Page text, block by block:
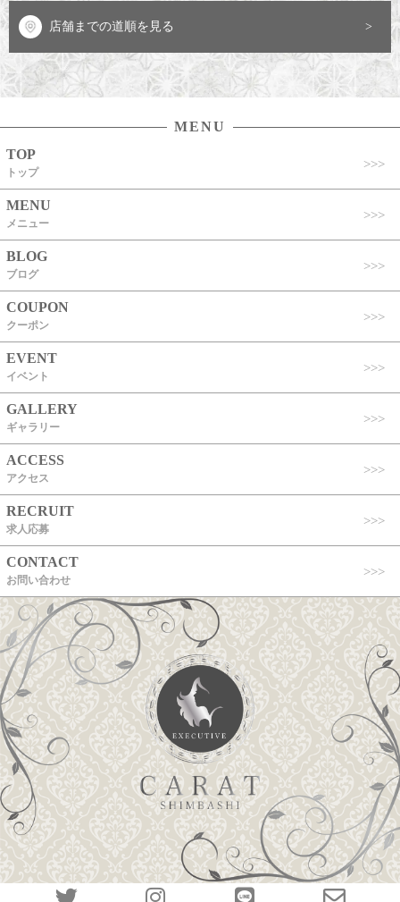
店舗までの道順を見る
MENU
TOP
トップ
MENU
メニュー
BLOG
ブログ
COUPON
クーポン
EVENT
イベント
GALLERY
ギャラリー
ACCESS
アクセス
RECRUIT
求人応募
CONTACT
お問い合わせ